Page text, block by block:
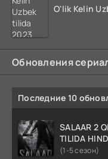
Обновления
Последние 10
SALAAR 2
TILIDA
TARJIMA
(1-5 сезон)